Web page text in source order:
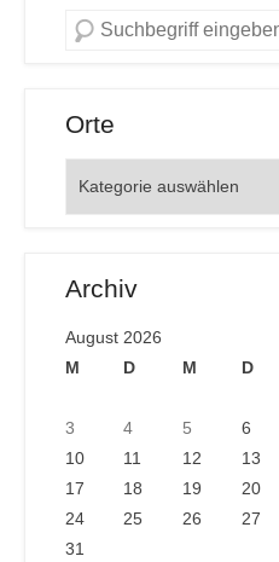
Orte
Archiv
August 2026
M
D M D
3
4 5 6
10
11 12 13
17
18 19 20
24
25 26 27
31